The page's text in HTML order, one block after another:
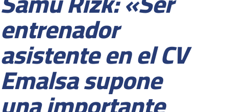
entrenador
asistente en el CV
Emalsa supone